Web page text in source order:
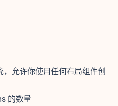
允许你使用任何布局组件创
的数量